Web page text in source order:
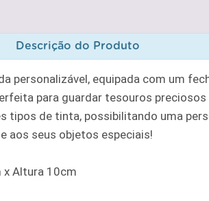
Descrição do Produto
personalizável, equipada com um
para guardar tesouros
tipos de tinta, possibilitando uma
aos seus objetos especiais!
x Altura 10cm